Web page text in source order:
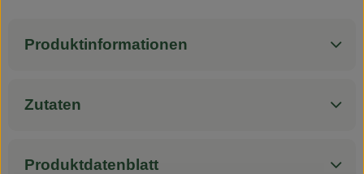
Produktinformationen
Zutaten
Produktdatenblatt